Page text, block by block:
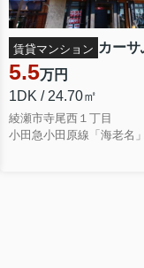
賃貸マンション カー
5.5万円
1DK / 24.70㎡
綾瀬市寺尾西１丁目